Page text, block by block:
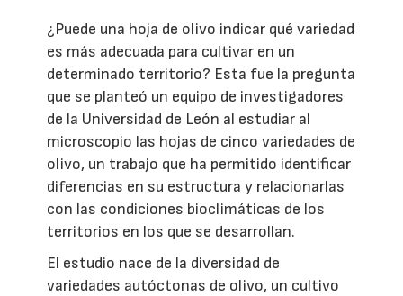
¿Puede una hoja de olivo indicar qué variedad
es más adecuada para cultivar en un
determinado territorio? Esta fue la pregunta
que se planteó un equipo de investigadores
de la Universidad de León al estudiar al
microscopio las hojas de cinco variedades de
olivo, un trabajo que ha permitido identificar
diferencias en su estructura y relacionarlas
con las condiciones bioclimáticas de los
territorios en los que se desarrollan.
El estudio nace de la diversidad de
variedades autóctonas de olivo, un cultivo